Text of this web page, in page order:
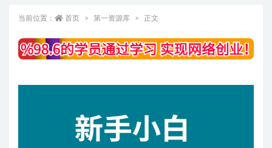
当前位置： 首页 第一资源库 正文